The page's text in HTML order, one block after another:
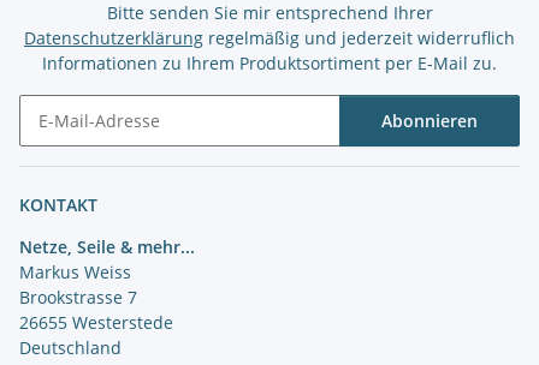
Bitte senden Sie mir entsprechend Ihrer
Datenschutzerklärung regelmäßig und jederzeit widerruflich
Informationen zu Ihrem Produktsortiment per E-Mail zu.
Abonnieren
KONTAKT
Netze, Seile & mehr...
Markus Weiss
Brookstrasse 7
26655 Westerstede
Deutschland